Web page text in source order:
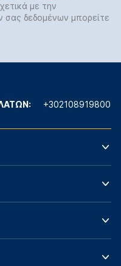
με την
δεδομένων μπορείτε
+302108919800